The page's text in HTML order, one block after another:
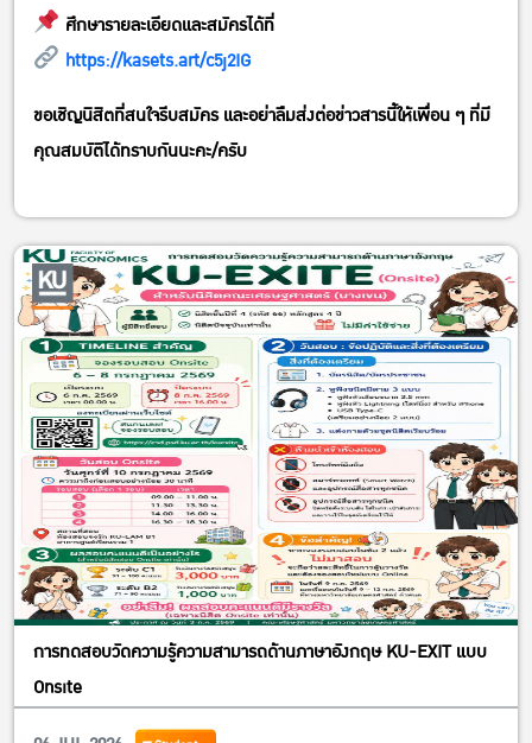
ศึกษารายละเอียดและสมัครได้ที่
https://kasets.art/c5j2IG
ขอเชิญนิสิตที่สนใจรีบสมัคร และอย่าลืมส่งต่อข่าวสารนี้ให้เพื่อน ๆ ที่มี
คุณสมบัติได้ทราบกันนะคะ/ครับ
การทดสอบวัดความรู้ความสามารถด้านภาษาอังกฤษ KU-EXIT แบบ
Onsite